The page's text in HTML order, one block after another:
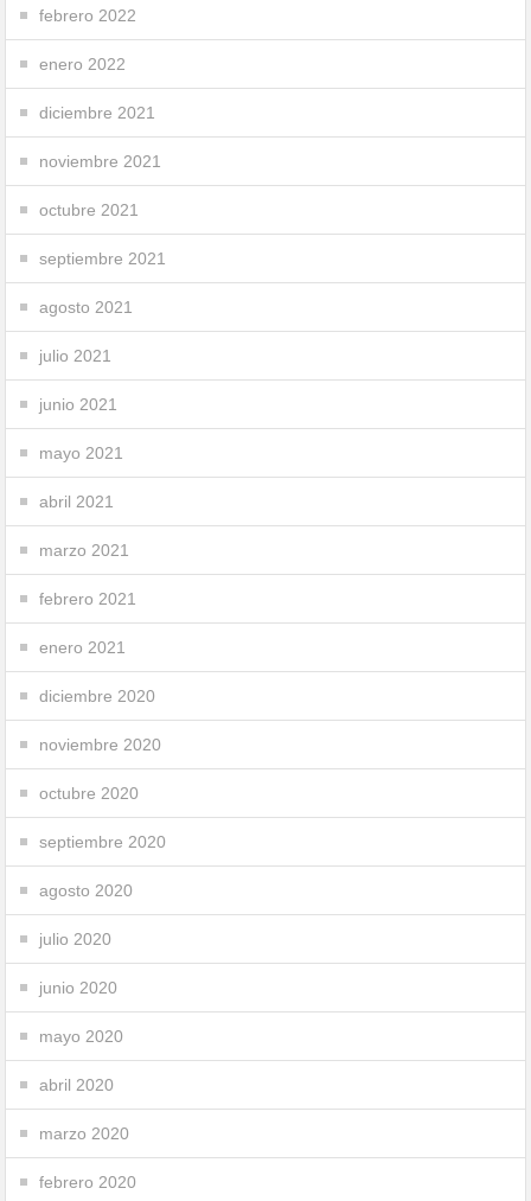
febrero 2022
enero 2022
diciembre 2021
noviembre 2021
octubre 2021
septiembre 2021
agosto 2021
julio 2021
junio 2021
mayo 2021
abril 2021
marzo 2021
febrero 2021
enero 2021
diciembre 2020
noviembre 2020
octubre 2020
septiembre 2020
agosto 2020
julio 2020
junio 2020
mayo 2020
abril 2020
marzo 2020
febrero 2020